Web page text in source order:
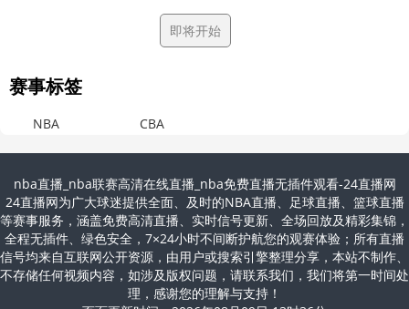
即将开始
赛事标签
NBA CBA
nba直播_nba联赛高清在线直播_nba免费直播无插件观看-24直播网
24直播网为广大球迷提供全面、及时的NBA直播、足球直播、篮球直播
等赛事服务，涵盖免费高清直播、实时信号更新、全场回放及精彩集锦，
全程无插件、绿色安全，7×24小时不间断护航您的观赛体验；所有直播
信号均来自互联网公开资源，由用户或搜索引擎整理分享，本站不制作、
不存储任何视频内容，如涉及版权问题，请联系我们，我们将第一时间处
理，感谢您的理解与支持！